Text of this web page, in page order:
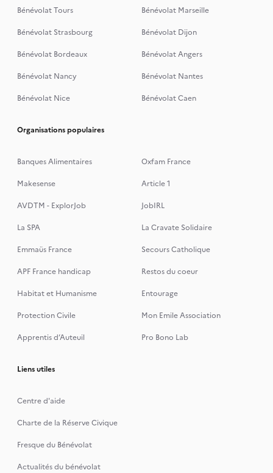
Bénévolat Tours
Bénévolat Marseille
Bénévolat Strasbourg
Bénévolat Dijon
Bénévolat Bordeaux
Bénévolat Angers
Bénévolat Nancy
Bénévolat Nantes
Bénévolat Nice
Bénévolat Caen
Organisations populaires
Banques Alimentaires
Oxfam France
Makesense
Article 1
AVDTM - ExplorJob
JobIRL
La SPA
La Cravate Solidaire
Emmaüs France
Secours Catholique
APF France handicap
Restos du coeur
Habitat et Humanisme
Entourage
Protection Civile
Mon Emile Association
Apprentis d’Auteuil
Pro Bono Lab
Liens utiles
Centre d'aide
Charte de la Réserve Civique
Fresque du Bénévolat
Actualités du bénévolat